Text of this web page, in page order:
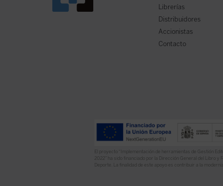
Librerías
Distribuidores
Accionistas
Contacto
El proyecto “Implementación de herramientas de Gestión
2022” ha sido financiado por la Dirección General del Libro y
Deporte. La finalidad de este apoyo es contribuir a la